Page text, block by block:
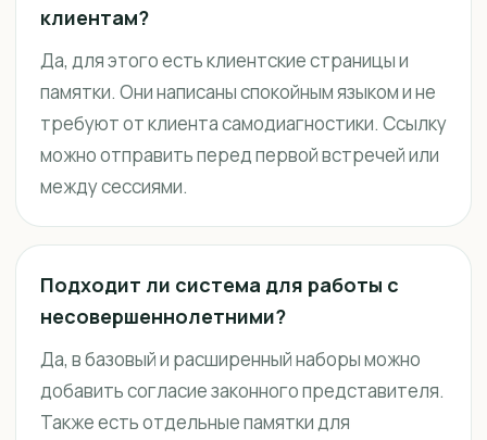
клиентам?
Да, для этого есть клиентские страницы и
памятки. Они написаны спокойным языком и не
требуют от клиента самодиагностики. Ссылку
можно отправить перед первой встречей или
между сессиями.
Подходит ли система для работы с
несовершеннолетними?
Да, в базовый и расширенный наборы можно
добавить согласие законного представителя.
Также есть отдельные памятки для